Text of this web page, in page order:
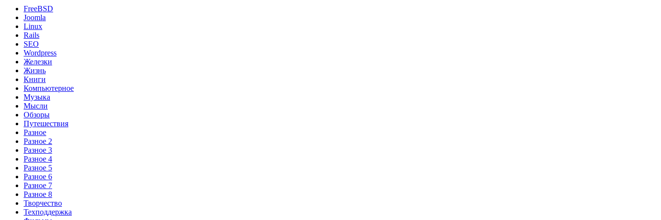
FreeBSD
Joomla
Linux
Rails
SEO
Wordpress
Железки
Жизнь
Книги
Компьютерное
Музыка
Мысли
Обзоры
Путешествия
Разное
Разное 2
Разное 3
Разное 4
Разное 5
Разное 6
Разное 7
Разное 8
Творчество
Техподдержка